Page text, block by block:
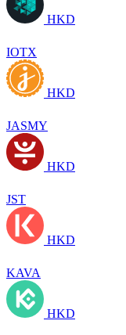
HKD
IOTX
HKD
JASMY
HKD
JST
HKD
KAVA
HKD